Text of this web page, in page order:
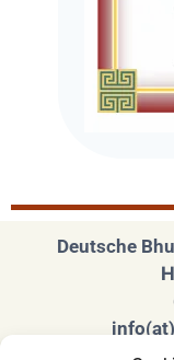
Deutsche